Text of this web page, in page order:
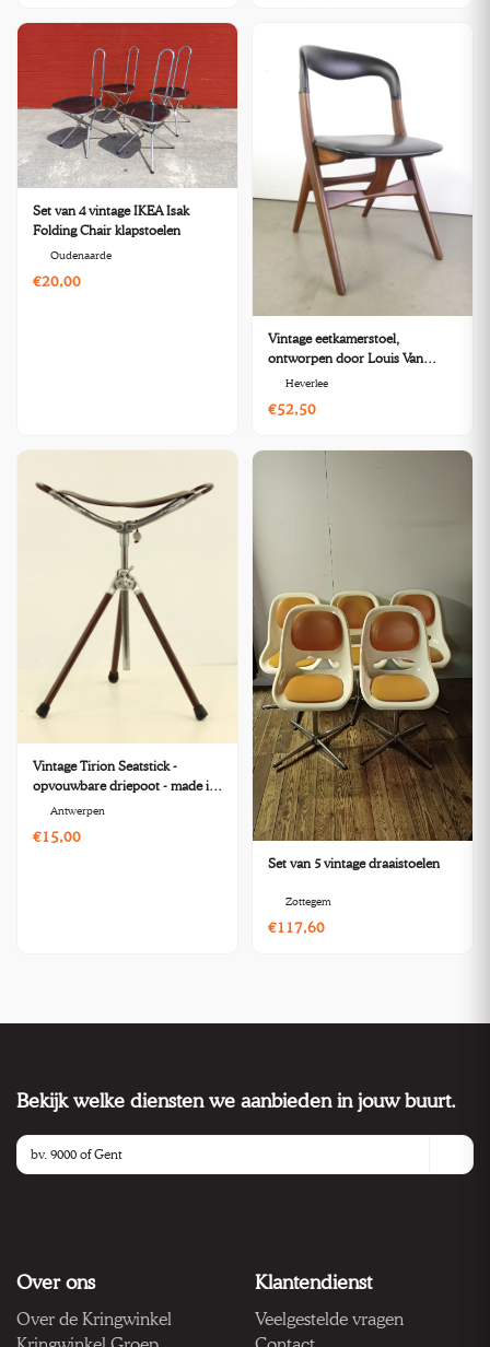
Set van 4 vintage IKEA Isak
Folding Chair klapstoelen
Oudenaarde
€20,00
Vintage eetkamerstoel,
ontworpen door Louis Van
Teeffelen voor AWA
Heverlee
€52,50
Vintage Tirion Seatstick -
opvouwbare driepoot - made in
England
Antwerpen
€15,00
Set van 5 vintage draaistoelen
Zottegem
€117,60
Bekijk welke diensten we aanbieden in jouw buurt.
Over ons
Over de Kringwinkel
Klantendienst
Veelgestelde vragen